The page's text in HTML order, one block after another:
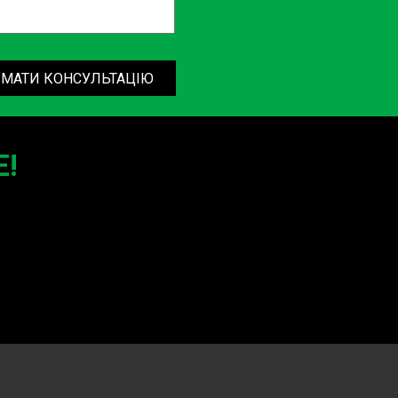
КОНСУЛЬТАЦІЮ